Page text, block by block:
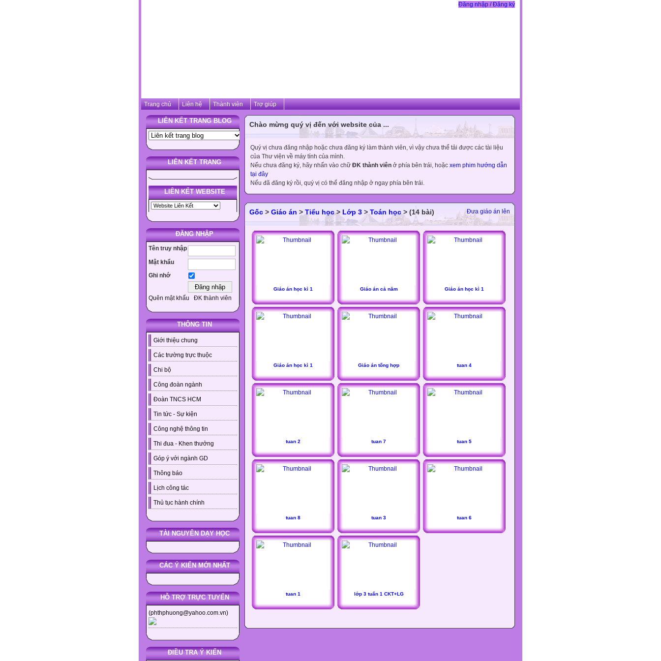
Đăng nhập / Đăng ký
Trang chủ Liên hệ Thành viên Trợ giúp
LIÊN KẾT TRANG BLOG
LIÊN KẾT TRANG
LIÊN KẾT WEBSITE
ĐĂNG NHẬP
Tên truy nhập
Mật khẩu
Ghi nhớ
Quên mật khẩu ĐK thành viên
THÔNG TIN
Giới thiệu chung
Các trường trực thuộc
Chi bộ
Công đoàn ngành
Đoàn TNCS HCM
Tin tức - Sự kiện
Công nghệ thông tin
Thi đua - Khen thưởng
Góp ý với ngành GD
Thông báo
Lịch công tác
Thủ tục hành chính
TÀI NGUYÊN DẠY HỌC
CÁC Ý KIẾN MỚI NHẤT
HỖ TRỢ TRỰC TUYẾN
(phthphuong@yahoo.com.vn)
ĐIỀU TRA Ý KIẾN
Chào mừng quý vị đến với website của ...
Quý vị chưa đăng nhập hoặc chưa đăng ký làm thành viên, vì vậy chưa thể tải được các tài liệu
của Thư viện về máy tính của mình.
Nếu chưa đăng ký, hãy nhấn vào chữ ĐK thành viên ở phía bên trái, hoặc xem phim hướng dẫn
tại đây
Nếu đã đăng ký rồi, quý vị có thể đăng nhập ở ngay phía bên trái.
Đưa giáo án lên
Gốc > Giáo án > Tiểu học> Lớp 3 > Toán học > (14 bài)
Giáo án học kì 1 Giáo án cả năm Giáo án học kì 1
Giáo án học kì 1 Giáo án tổng hợp tuan 4
tuan 2 tuan 7 tuan 5
tuan 8 tuan 3 tuan 6
tuan 1 lớp 3 tuấn 1 CKT+LG